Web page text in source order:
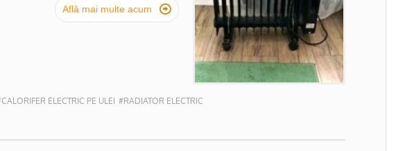
Află mai multe acum 
ELECTRIC PE ULEI #RADIATOR ELECTRIC